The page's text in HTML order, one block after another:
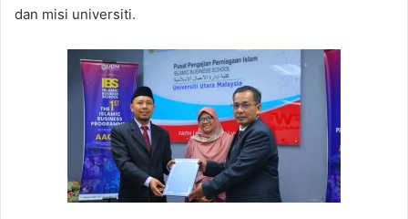
dan misi universiti.